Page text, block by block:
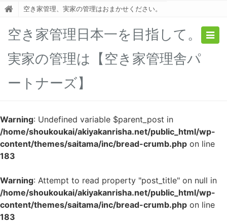
空き家管理、実家の管理はおまかせください。
空き家管理日本一を目指して。
実家の管理は【空き家管理舎パ
ートナーズ】
Warning: Undefined variable $parent_post in
/home/shoukoukai/akiyakanrisha.net/public_html/wp-
content/themes/saitama/inc/bread-crumb.php on line
183
Warning: Attempt to read property "post_title" on null in
/home/shoukoukai/akiyakanrisha.net/public_html/wp-
content/themes/saitama/inc/bread-crumb.php on line
183